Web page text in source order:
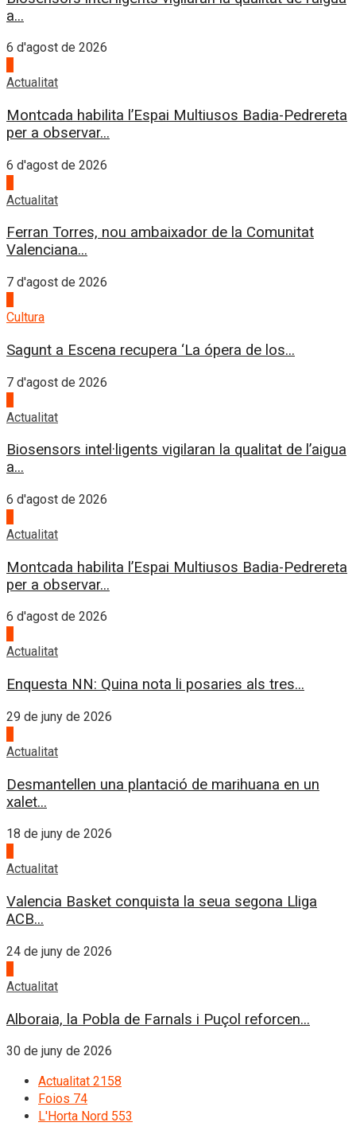
a...
6 d'agost de 2026
Actualitat
Montcada habilita l’Espai Multiusos Badia-Pedrereta
per a observar...
6 d'agost de 2026
Actualitat
Ferran Torres, nou ambaixador de la Comunitat
Valenciana...
7 d'agost de 2026
Cultura
Sagunt a Escena recupera ‘La ópera de los...
7 d'agost de 2026
Actualitat
Biosensors intel·ligents vigilaran la qualitat de l’aigua
a...
6 d'agost de 2026
Actualitat
Montcada habilita l’Espai Multiusos Badia-Pedrereta
per a observar...
6 d'agost de 2026
Actualitat
Enquesta NN: Quina nota li posaries als tres...
29 de juny de 2026
Actualitat
Desmantellen una plantació de marihuana en un
xalet...
18 de juny de 2026
Actualitat
Valencia Basket conquista la seua segona Lliga
ACB...
24 de juny de 2026
Actualitat
Alboraia, la Pobla de Farnals i Puçol reforcen...
30 de juny de 2026
Actualitat 2158
Foios 74
L'Horta Nord 553